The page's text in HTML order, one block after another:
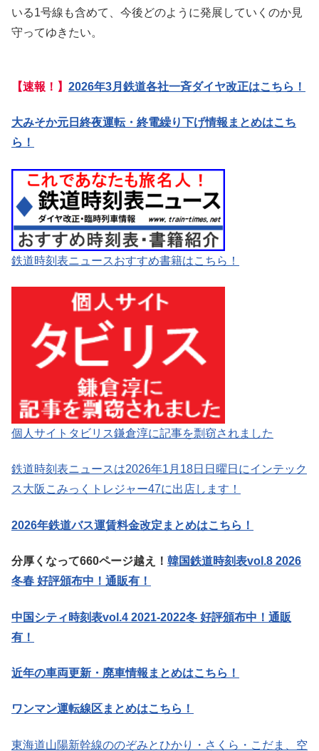
いる1号線も含めて、今後どのように発展していくのか見
守ってゆきたい。
【速報！】 2026年3月鉄道各社一斉ダイヤ改正はこちら！
大みそか元日終夜運転・終電繰り下げ情報まとめはこち
ら！
鉄道時刻表ニュースおすすめ書籍はこちら！
個人サイトタビリス鎌倉淳に記事を剽窃されました
鉄道時刻表ニュースは2026年1月18日日曜日にインテック
ス大阪こみっくトレジャー47に出店します！
2026年鉄道バス運賃料金改定まとめはこちら！
分厚くなって660ページ越え！ 韓国鉄道時刻表vol.8 2026
冬春 好評頒布中！通販有！
中国シティ時刻表vol.4 2021-2022冬 好評頒布中！通販
有！
近年の車両更新・廃車情報まとめはこちら！
ワンマン運転線区まとめはこちら！
東海道山陽新幹線ののぞみとひかり・さくら・こだま、空